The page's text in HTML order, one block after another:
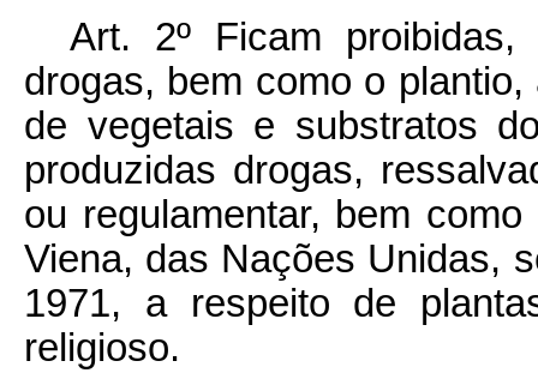
Art. 2º Ficam
drogas, bem como o
de vegetais e substratos
produzidas drogas,
ou regulamentar, bem
Viena, das Nações Unidas,
1971, a respeito de
religioso.